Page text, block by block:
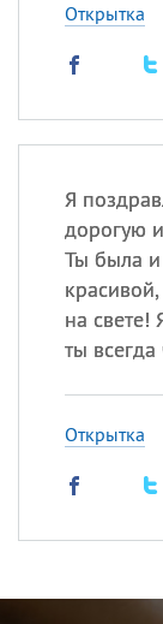
Открытка
Я
дорогую
Ты была
на
ты всегда
Открытка